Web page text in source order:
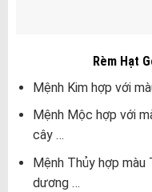
Rèm Hạt
Mệnh Kim hợp với
Mệnh Mộc hợp với
cây …
Mệnh Thủy hợp màu
dương …